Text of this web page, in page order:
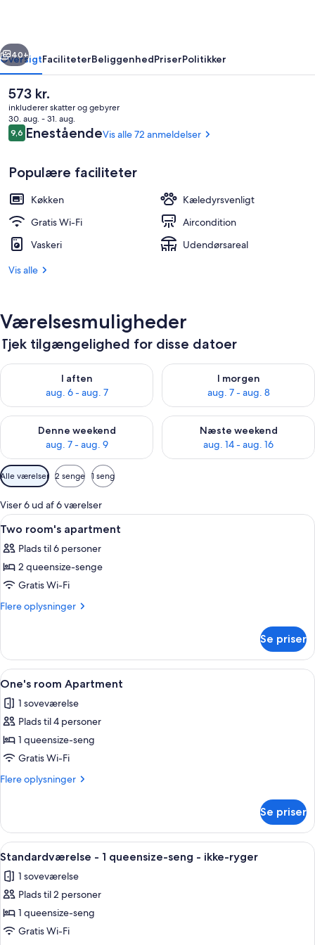
Terrasse/gårdhave
Næste
40+
OversigtFaciliteterBeliggenhedPriserPolitikker
Den
nuværende
pris
er
573 kr.
573 kr.
inkluderer skatter og gebyrer
30. aug. - 31. aug.
Anmeldelser
9,69,6 ud af 10.
EneståendeVis alle 72 anmeldelser
Populære faciliteter
Køkken
Kæledyrsvenligt
Gratis Wi-Fi
Aircondition
Vaskeri
Udendørsareal
Vis alle
Værelsesmuligheder
Tjek tilgængelighed for disse datoer
I aften
aug. 6 - aug. 7
Tjek tilgængelighed for i aften aug. 6 - aug. 7
I morgen
aug. 7 - aug. 8
Tjek tilgængelighed for i
Denne weekend
aug. 7 - aug. 9
Tjek tilgængelighed for denne weekend aug. 7 - aug. 9
Næste weekend
aug. 14 - aug. 16
Tjek tilgængelighed for næste
Tilgængelige
filtre
for
værelser
Alle værelser 2 senge 1 seng
Viser 6 ud af 6 værelser
Indlæs
alle
billeder
af
Two
room's
Two room's apartment | Gratis
15
Two room's apartment
Plads til 6 personer
2 queensize-senge
Gratis Wi-Fi
Flere oplysninger
Flere
room's
apartment
Se priser
Indlæs
alle
billeder
af
One's
room
Apartment
En pænt redt seng med et magasin,
13
One's room Apartment
1 soveværelse
Plads til 4 personer
1 queensize-seng
Gratis Wi-Fi
Flere oplysninger
Flere
room
Apartment
Se priser
Indlæs
alle
billeder
af
Standardværelse
-
En pænt redt seng med hvidt og
11
Standardværelse - 1 queensize-seng - ikke-ryger
1 soveværelse
Plads til 2 personer
1 queensize-seng
Gratis Wi-Fi